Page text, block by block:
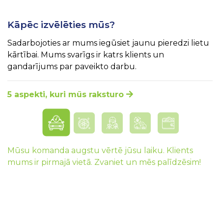
Kāpēc izvēlēties mūs?
Sadarbojoties ar mums iegūsiet jaunu pieredzi lietu
kārtībai. Mums svarīgs ir katrs klients un
gandarījums par paveikto darbu.
5 aspekti, kuri mūs raksturo
Mūsu komanda augstu vērtē jūsu laiku. Klients
mums ir pirmajā vietā. Zvaniet un mēs palīdzēsim!